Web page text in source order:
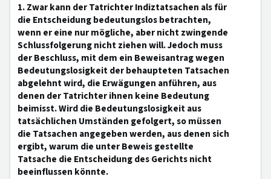
1. Zwar kann der Tatrichter Indiztatsachen als für
die Entscheidung bedeutungslos betrachten,
wenn er eine nur mögliche, aber nicht zwingende
Schlussfolgerung nicht ziehen will. Jedoch muss
der Beschluss, mit dem ein Beweisantrag wegen
Bedeutungslosigkeit der behaupteten Tatsachen
abgelehnt wird, die Erwägungen anführen, aus
denen der Tatrichter ihnen keine Bedeutung
beimisst. Wird die Bedeutungslosigkeit aus
tatsächlichen Umständen gefolgert, so müssen
die Tatsachen angegeben werden, aus denen sich
ergibt, warum die unter Beweis gestellte
Tatsache die Entscheidung des Gerichts nicht
beeinflussen könnte.